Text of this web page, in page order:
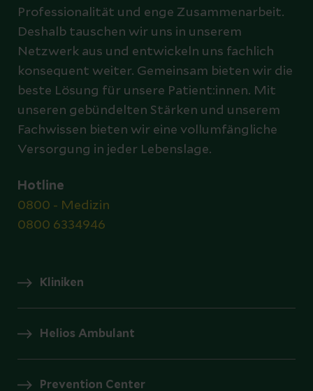
Professionalität und enge Zusammenarbeit.
Deshalb tauschen wir uns in unserem
Netzwerk aus und entwickeln uns fachlich
konsequent weiter. Gemeinsam bieten wir die
beste Lösung für unsere Patient:innen. Mit
unseren gebündelten Stärken und unserem
Fachwissen bieten wir eine vollumfängliche
Versorgung in jeder Lebenslage.
Hotline
0800 - Medizin
0800 6334946
Kliniken
Helios Ambulant
Prevention Center